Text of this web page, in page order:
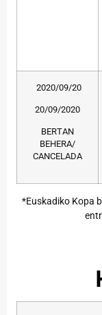
2020/09/20
20/09/2020
BERTAN
BEHERA/
CANCELADA
*Euskadiko Kopa